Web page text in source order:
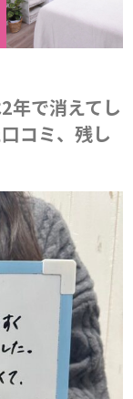
年で消えてし
コミ、残し